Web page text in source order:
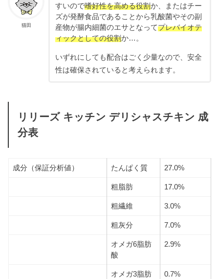
猫田
すいので嗜好性を高める役割か、またはチー
ズが発酵食品であることから乳酸菌やその副
産物が腸内細菌のエサとなってプレバイオテ
ィックとしての役割か…。
いずれにしても配合はごく少量なので、安全
性は確保されていると考えられます。
リリーズ キッチン デリシャスチキン 成
分表
成分（保証分析値） たんぱく質 27.0%
粗脂肪 17.0%
粗繊維 3.0%
粗灰分 7.0%
オメガ6脂肪
酸
2.9%
オメガ3脂肪
0.7%